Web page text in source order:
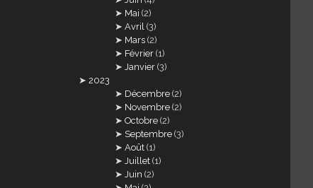
Mai (2)
Avril (3)
Mars (2)
Février (1)
Janvier (3)
2023
Décembre (2)
Novembre (2)
Octobre (2)
Septembre (3)
Août (1)
Juillet (1)
Juin (2)